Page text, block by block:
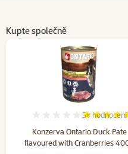
Kupte společně
Konzerva Ontario Duck Pate
flavoured with Cranberries
Hodnocení
5× hodnocení